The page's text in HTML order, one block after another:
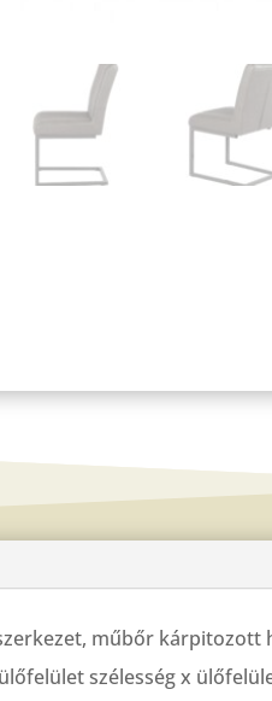
műbőr kárpitozott
szélesség x